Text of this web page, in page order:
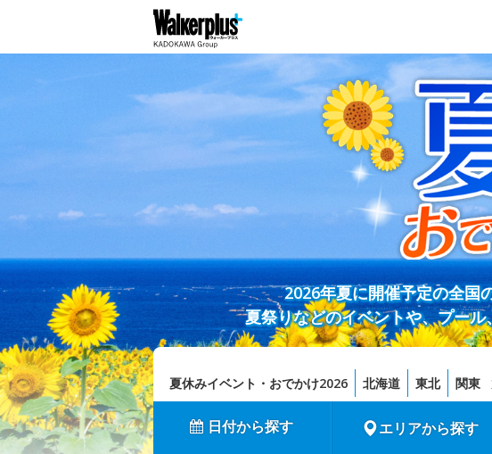
2026年夏に開催予定の全国
夏祭りなどのイベントや、プー
夏休みイベント・おでかけ2026 北海道 東北 関東
日付から探す エリアから探す